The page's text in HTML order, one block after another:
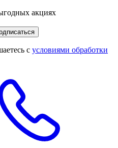
акциях
с условиями обработки